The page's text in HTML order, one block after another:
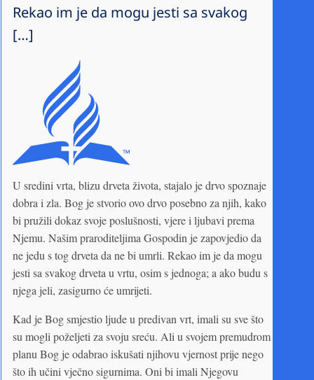
Rekao im je da mogu jesti sa svakog
[…]
U sredini vrta, blizu drveta života, stajalo je drvo spoznaje
dobra i zla. Bog je stvorio ovo drvo posebno za njih, kako
bi pružili dokaz svoje poslušnosti, vjere i ljubavi prema
Njemu. Našim praroditeljima Gospodin je zapovjedio da
ne jedu s tog drveta da ne bi umrli. Rekao im je da mogu
jesti sa svakog drveta u vrtu, osim s jednoga; a ako budu s
njega jeli, zasigurno će umrijeti.
Kad je Bog smjestio ljude u predivan vrt, imali su sve što
su mogli poželjeti za svoju sreću. Ali u svojem premudrom
planu Bog je odabrao iskušati njihovu vjernost prije nego
što ih učini vječno sigurnima. Oni bi imali Njegovu